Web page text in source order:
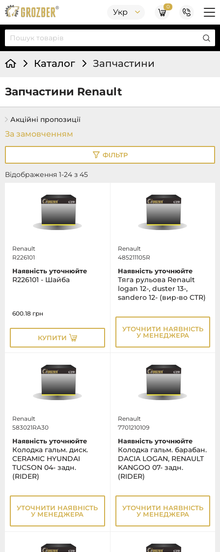
Укр
0
Каталог Запчастини
Запчастини Renault
Акційні пропозиції
Відображення 1-24 з 45
ФІЛЬТР
Renault
R226101
Наявність уточнюйте
R226101 - Шайба
600.18 грн
КУПИТИ
Renault
485211105R
Наявність уточнюйте
Тяга рульова Renault
logan 12-, duster 13-,
sandero 12- (вир-во CTR)
УТОЧНИТИ НАЯВНІСТЬ
У МЕНЕДЖЕРА
Renault
583021RA30
Наявність уточнюйте
Колодка гальм. диск.
CERAMIC HYUNDAI
TUCSON 04- задн.
(RIDER)
УТОЧНИТИ НАЯВНІСТЬ
У МЕНЕДЖЕРА
Renault
7701210109
Наявність уточнюйте
Колодка гальм. барабан.
DACIA LOGAN, RENAULT
KANGOO 07- задн.
(RIDER)
УТОЧНИТИ НАЯВНІСТЬ
У МЕНЕДЖЕРА